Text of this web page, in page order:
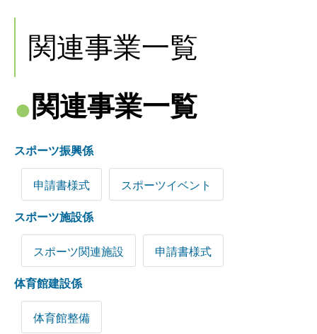
関連事業一覧
関連事業一覧
スポーツ振興係
申請書様式 スポーツイベント
スポーツ施設係
スポーツ関連施設 申請書様式
体育館建設係
体育館整備